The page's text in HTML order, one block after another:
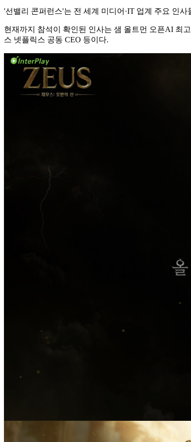
'선밸리 콘퍼런스'는 전 세계 미디어·IT 업계 주요 인
현재까지 참석이 확인된 인사는 샘 올트먼 오픈AI 최
스 넷플릭스 공동 CEO 등이다.